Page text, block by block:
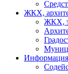
ЖКХ,
ЖКХ,